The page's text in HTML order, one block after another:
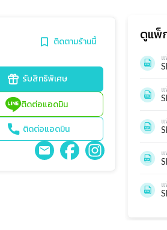
ติดตามร้านนี้
รับสิทธิพิเศษ
ติดต่อแอดมิน
ติดต่อแอดมิน
ดูแพ็
แ
แ
แ
แ
แ